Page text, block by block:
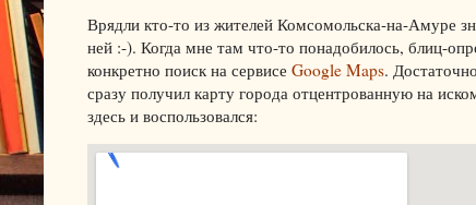
Врядли кто-то из жителей Комсомольска-на-Амуре
ней :-). Когда мне там что-то понадобилось, блиц-
конкретно поиск на сервисе Google Maps.
сразу получил карту города отцентрованную на
здесь и воспользовался: